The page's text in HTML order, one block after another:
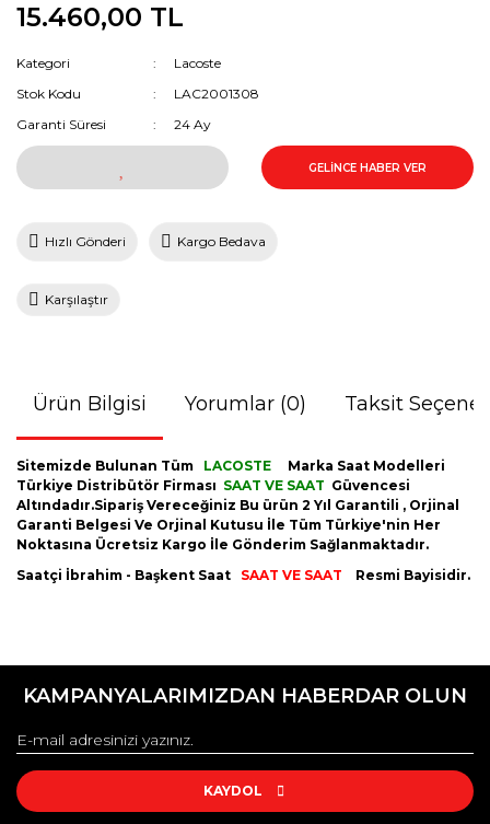
15.460,00 TL
Kategori
Lacoste
Stok Kodu
LAC2001308
Garanti Süresi
24 Ay
GELİNCE HABER VER
Hızlı Gönderi Kargo Bedava
Karşılaştır
Ürün Bilgisi Yorumlar (0) Taksit
Sitemizde Bulunan Tüm LACOSTE
Marka Saat Modelleri
Türkiye Distribütör Firması SAAT VE SAAT Güvencesi
Altındadır.Sipariş Vereceğiniz Bu ürün 2 Yıl Garantili , Orjinal
Garanti Belgesi Ve Orjinal Kutusu İle Tüm Türkiye'nin Her
Noktasına Ücretsiz Kargo İle Gönderim Sağlanmaktadır.
Saatçi İbrahim - Başkent Saat SAAT VE SAAT Resmi Bayisidir.
konularda yetersiz gördüğünüz noktaları öneri formunu
Görüş ve önerileriniz için teşekkür ederiz.
Ürün resmi kalitesiz, bozuk veya görüntülenemiyor.
Ürün açıklamasında eksik bilgiler bulunuyor.
KAMPANYALARIMIZDAN HABERDAR OLUN
KAYDOL